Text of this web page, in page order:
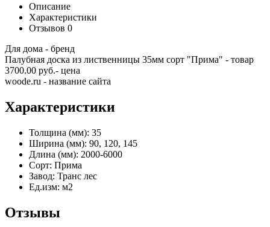
Описание
Характеристики
Отзывов 0
Для дома - бренд
Палубная доска из лиственницы 35мм сорт "Прима" - товар
3700.00 руб.- цена
woode.ru - название сайта
Характеристики
Толщина (мм): 35
Ширина (мм): 90, 120, 145
Длина (мм): 2000-6000
Сорт: Прима
Завод: Транс лес
Ед.изм: м2
Отзывы